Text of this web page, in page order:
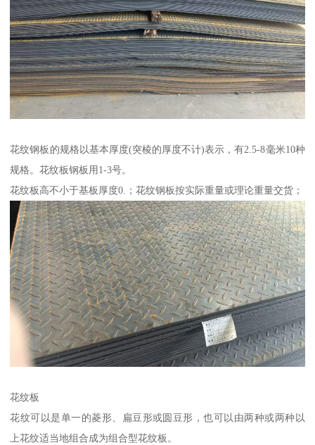
花纹钢板的规格以基本厚度(突棱的厚度不计)表示，有2.5-8毫米10种
规格。花纹板钢板用1-3号。
花纹板高不小于基板厚度0.；花纹钢板按实际重量或理论重量交货；
花纹板
花纹可以是单一的菱形、扁豆形或圆豆形，也可以由两种或两种以
上花纹适当地组合成为组合型花纹板。